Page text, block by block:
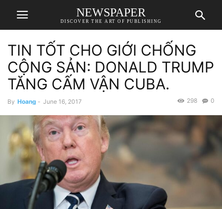
NEWSPAPER
DISCOVER THE ART OF PUBLISHING
TIN TỐT CHO GIỚI CHỐNG
CỘNG SẢN: DONALD TRUMP
TĂNG CẤM VẬN CUBA.
By Hoang - June 16, 2017 0
298